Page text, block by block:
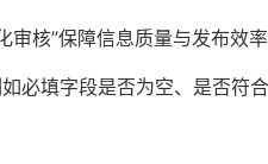
核”保障信息质量与发布效率
必填字段是否为空、是否符